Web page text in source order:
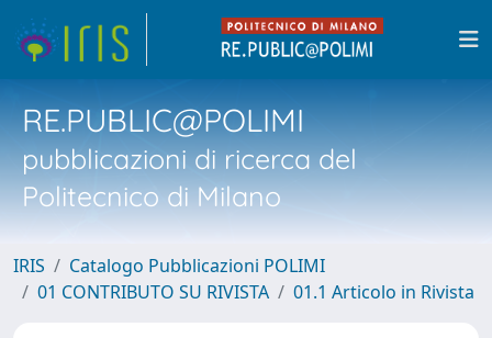
RE.PUBLIC@POLIMI
pubblicazioni di ricerca del
Politecnico di Milano
IRIS
Catalogo Pubblicazioni POLIMI
01 CONTRIBUTO SU RIVISTA
01.1 Articolo in Rivista